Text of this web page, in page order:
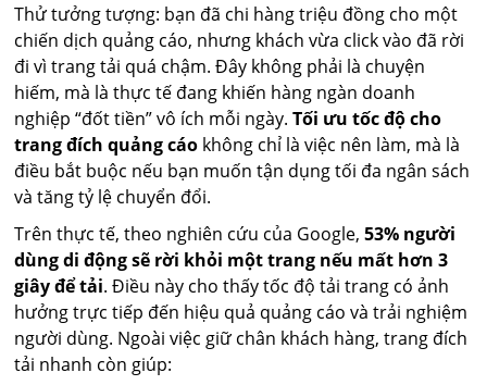
Thử tưởng tượng: bạn đã chi hàng triệu đồng cho một
chiến dịch quảng cáo, nhưng khách vừa click vào đã rời
đi vì trang tải quá chậm. Đây không phải là chuyện
hiếm, mà là thực tế đang khiến hàng ngàn doanh
nghiệp “đốt tiền” vô ích mỗi ngày.Tối ưu tốc độ cho
trang đích quảng cáo không chỉ là việc nên làm, mà là
điều bắt buộc nếu bạn muốn tận dụng tối đa ngân sách
và tăng tỷ lệ chuyển đổi.
Trên thực tế, theo nghiên cứu của Google,53% người
dùng di động sẽ rời khỏi một trang nếu mất hơn 3
giây để tải. Điều này cho thấy tốc độ tải trang có ảnh
hưởng trực tiếp đến hiệu quả quảng cáo và trải nghiệm
người dùng. Ngoài việc giữ chân khách hàng, trang đích
tải nhanh còn giúp: